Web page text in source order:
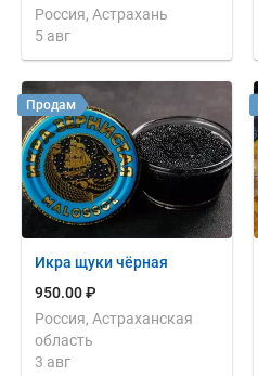
Россия, Астрахань
5 авг
Икра щуки чёрная
950.00 ₽
Россия, Астраханская
область
3 авг
Продам